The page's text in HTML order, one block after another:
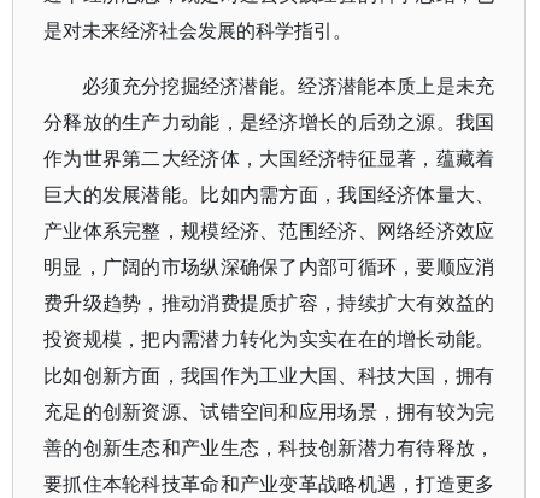
是对未来经济社会发展的科学指引。
必须充分挖掘经济潜能。经济潜能本质上是未充
分释放的生产力动能，是经济增长的后劲之源。我国
作为世界第二大经济体，大国经济特征显著，蕴藏着
巨大的发展潜能。比如内需方面，我国经济体量大、
产业体系完整，规模经济、范围经济、网络经济效应
明显，广阔的市场纵深确保了内部可循环，要顺应消
费升级趋势，推动消费提质扩容，持续扩大有效益的
投资规模，把内需潜力转化为实实在在的增长动能。
比如创新方面，我国作为工业大国、科技大国，拥有
充足的创新资源、试错空间和应用场景，拥有较为完
善的创新生态和产业生态，科技创新潜力有待释放，
要抓住本轮科技革命和产业变革战略机遇，打造更多